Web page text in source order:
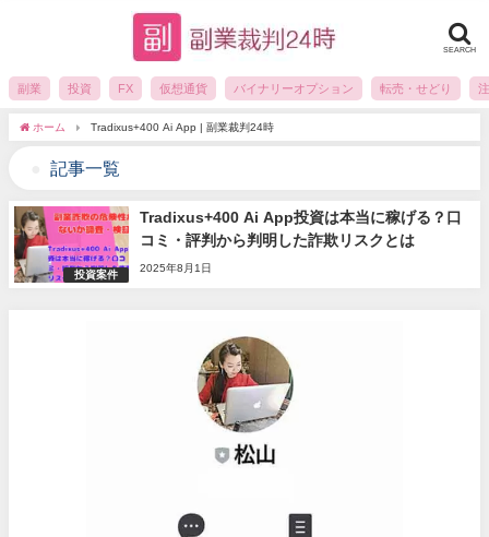
SEARCH
副業 投資 FX 仮想通貨 バイナリーオプション 転売・せどり
ホーム Tradixus+400 Ai App | 副業裁判24時
記事一覧
投資案件
Tradixus+400 Ai App投資は本当に稼げる？口
コミ・評判から判明した詐欺リスクとは
2025年8月1日